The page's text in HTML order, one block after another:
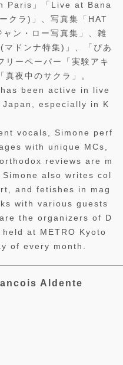
Paris」「Live at Bana
クラ)」、写真集「HAT
ン・ロー写真集」、雑
ドンナ特集)」、「ぴあ
リーペーパー「実験アキ
夜中のサクラ」。
been active in live
especially in K
vocals, Simone perf
with unique MCs,
reviews are m
also writes col
and fetishes in mag
with various guests
the organizers of D
held at METRO Kyoto
of every month.
Aldente